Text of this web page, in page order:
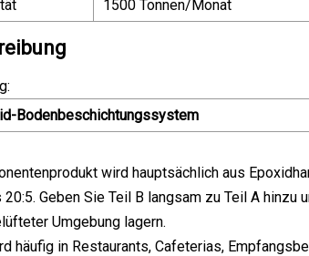
1500 Tonnen/Monat
Bodenbeschichtungssystem
wird hauptsächlich aus
Geben Sie Teil B langsam zu Teil A
Umgebung lagern.
häufig in Restaurants, Cafeterias,